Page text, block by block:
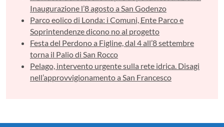
Inaugurazione l’8 agosto a San Godenzo
Parco eolico di Londa: i Comuni, Ente Parco e
Soprintendenze dicono no al progetto
Festa del Perdono a Figline, dal 4 all’8 settembre
torna il Palio di San Rocco
Pelago, intervento urgente sulla rete idrica. Disagi
nell’approvvigionamento a San Francesco